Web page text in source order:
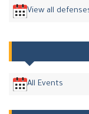
View all
All Events